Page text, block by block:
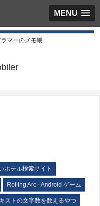
MENU
マーのメモ帳
ホテル検索サイト
Rolling Arc - Android ゲーム
ストの文字数を数えるやつ